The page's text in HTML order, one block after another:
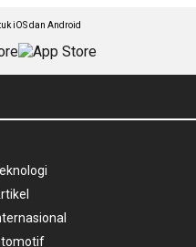
iOS dan Android